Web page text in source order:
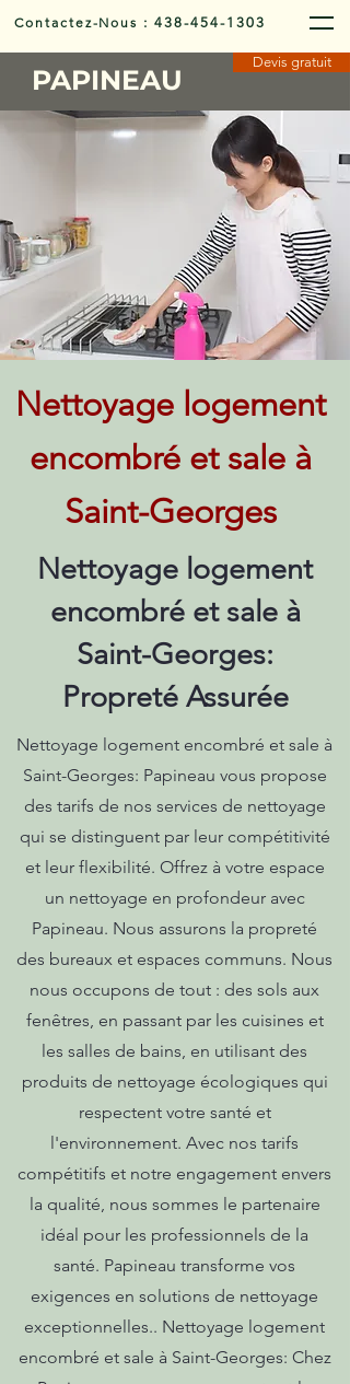
Contactez-Nous :438-454-1303
PAPINEAU
Devis gratuit
Nettoyage logement
encombré et sale à
Saint-Georges
Nettoyage logement
encombré et sale à
Saint-Georges:
Propreté Assurée
Nettoyage logement encombré et sale à
Saint-Georges: Papineau vous propose
des tarifs de nos services de nettoyage
qui se distinguent par leur compétitivité
et leur flexibilité. Offrez à votre espace
un nettoyage en profondeur avec
Papineau. Nous assurons la propreté
des bureaux et espaces communs. Nous
nous occupons de tout : des sols aux
fenêtres, en passant par les cuisines et
les salles de bains, en utilisant des
produits de nettoyage écologiques qui
respectent votre santé et
l'environnement. Avec nos tarifs
compétitifs et notre engagement envers
la qualité, nous sommes le partenaire
idéal pour les professionnels de la
santé. Papineau transforme vos
exigences en solutions de nettoyage
exceptionnelles.. Nettoyage logement
encombré et sale à Saint-Georges: Chez